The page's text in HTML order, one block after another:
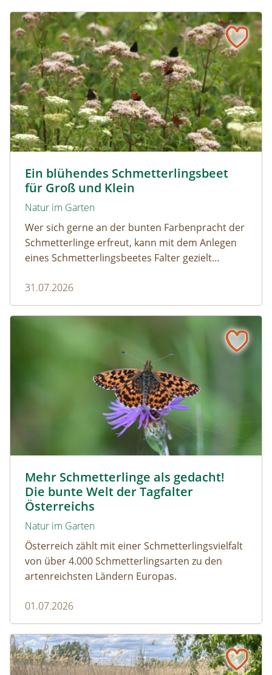
Ein blühendes Schmetterlingsbeet
für Groß und Klein
Natur im Garten
Wer sich gerne an der bunten Farbenpracht der
Schmetterlinge erfreut, kann mit dem Anlegen
eines Schmetterlingsbeetes Falter gezielt
dürfen ausreichend mitgedacht werden. Denn
ohne Raupen gibt es keine schönen
Schmetterlinge!
31.07.2026
Ein blühendes Schmetterlingsbeet für Groß und Klein
Mehr Schmetterlinge als gedacht!
Die bunte Welt der Tagfalter
Österreichs
Natur im Garten
Österreich zählt mit einer Schmetterlingsvielfalt
von über 4.000 Schmetterlingsarten zu den
artenreichsten Ländern Europas.
01.07.2026
Mehr Schmetterlinge als gedacht! Die bunte Welt der
Naturmagazin: Die Rückkehr der Big Five im Weinviertel
Die Rückkehr der Big Five im Weinviertel